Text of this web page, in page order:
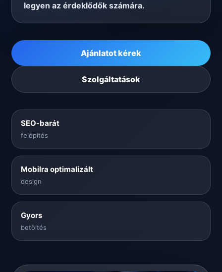
legyen az érdeklődők számára.
Ajánlatot kérek
Szolgáltatások
SEO-barát
felépítés
Mobilra optimalizált
design
Gyors
betöltés